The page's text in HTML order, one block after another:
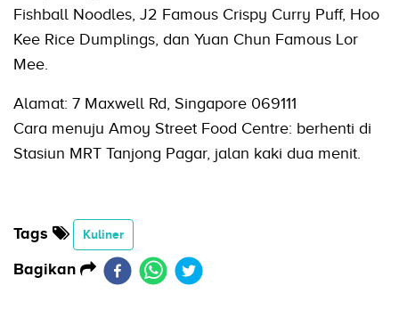
Fishball Noodles, J2 Famous Crispy Curry Puff, Hoo
Kee Rice Dumplings, dan Yuan Chun Famous Lor
Mee.
Alamat: 7 Maxwell Rd, Singapore 069111
Cara menuju Amoy Street Food Centre: berhenti di
Stasiun MRT Tanjong Pagar, jalan kaki dua menit.
Tags Kuliner
Bagikan